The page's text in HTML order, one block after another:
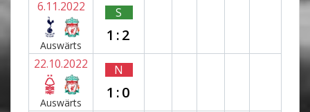
6.11.2022
Auswärts
S
1:2
22.10.2022
Auswärts
N
1:0